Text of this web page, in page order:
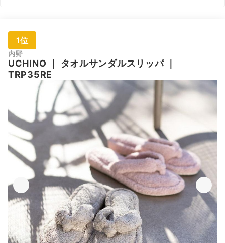
1位
内野
UCHINO ｜ タオルサンダルスリッパ｜
TRP35RE